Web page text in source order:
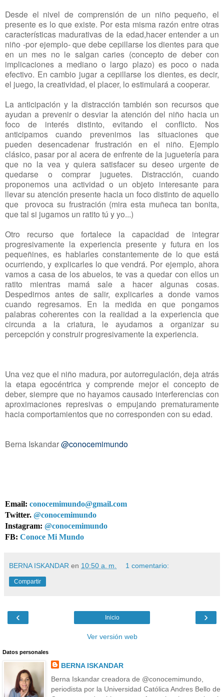
Desde el nivel de comprensión de un niño pequeño, el
presente es lo que existe. Por esta misma razón entre otras
características madurativas de la edad,hacer entender a un
niño -por ejemplo- que debe cepillarse los dientes para que
en un mes no le salgan caries (concepto de deber con
implicaciones a mediano o largo plazo) es poco o nada
efectivo. En cambio jugar a cepillarse los dientes, es decir,
el juego, la creatividad, el placer, lo estimulará a cooperar.
La anticipación y la distracción también son recursos que
ayudan a prevenir o desviar la atención del niño hacia un
foco de interés distinto, evitando el conflicto. Nos
anticipamos cuando prevenimos las situaciones que
pueden desencadenar frustración en el niño. Ejemplo
clásico, pasar por al acera de enfrente de la juguetería para
que no la vea y quiera satisfacer su deseo urgente de
quedarse o comprar juguetes. Distracción, cuando
proponemos una actividad o un objeto interesante para
llevar su atención presente hacia un foco distinto de aquello
que provoca su frustración (mira esta muñeca tan bonita,
que tal si jugamos un ratito tú y yo...)
Otro recurso que fortalece la capacidad de integrar
progresivamente la experiencia presente y futura en los
pequeñines, es hablarles constantemente de lo que está
ocurriendo, y explicarles lo que vendrá. Por ejemplo, ahora
vamos a casa de los abuelos, te vas a quedar con ellos un
ratito mientras mamá sale a hacer algunas cosas.
Despedirnos antes de salir, explicarles a donde vamos
cuando regresamos. En la medida en que pongamos
palabras coherentes con la realidad a la experiencia que
circunda a la criatura, le ayudamos a organizar su
percepción y construir progresivamente la experiencia.
Una vez que el niño madura, por autorregulación, deja atrás
la etapa egocéntrica y comprende mejor el concepto de
deber, siempre que no hayamos causado interferencias con
aproximaciones represivas o empujando prematuramente
hacia comportamientos que no corresponden con su edad.
Berna Iskandar@conocemimundo
Email: conocemimundo@gmail.com
Twitter. @conocemimundo
Instagram: @conocemimundo
FB: Conoce Mi Mundo
BERNA ISKANDAR en 10:50 a. m. 1 comentario:
Compartir
‹ ›
Inicio
Ver versión web
Datos personales
BERNA ISKANDAR
Berna Iskandar creadora de @conocemimundo,
periodista por la Universidad Católica Andres Bello de